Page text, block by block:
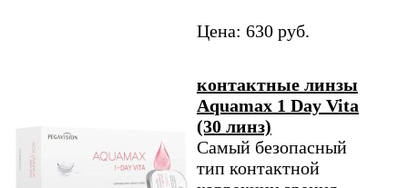
Цена: 630 руб.
контактные линзы
Aquamax 1 Day Vita
(30 линз)
Самый безопасный
тип контактной